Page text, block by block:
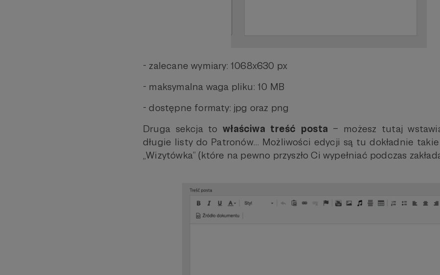
- zalecane wymiary: 1068x630 px
- maksymalna waga pliku: 10 MB
- dostępne formaty: jpg oraz png
Druga sekcja towłaściwa treść posta – możesz tutaj
długie listy do Patronów… Możliwości edycji są tu dokładnie
„Wizytówka” (które na pewno przyszło Ci wypełniać podczas